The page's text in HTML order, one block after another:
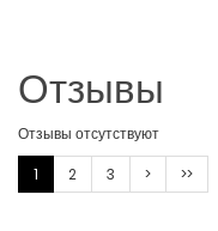
Отзывы
Отзывы отсутствуют
1
2 3 >
>>